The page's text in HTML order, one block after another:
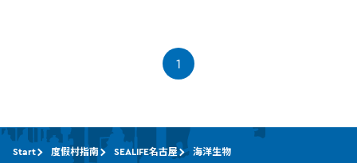
1
Start 度假村指南 SEALIFE名古屋 海洋生物